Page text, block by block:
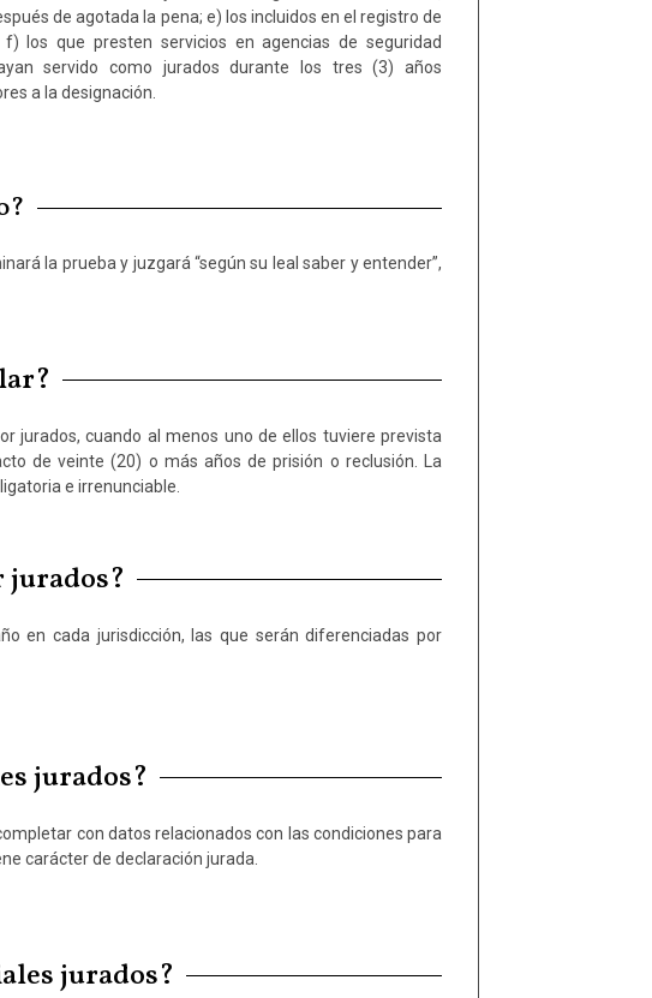
a la designación.
la prueba y juzgará “según su leal saber y entender”,
e irrenunciable.
jurados?
jurados?
carácter de declaración jurada.
jurados?